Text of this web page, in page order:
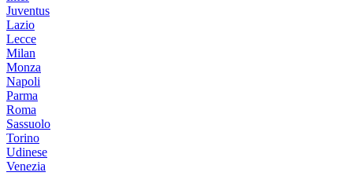
Juventus
Lazio
Lecce
Milan
Monza
Napoli
Parma
Roma
Sassuolo
Torino
Udinese
Venezia